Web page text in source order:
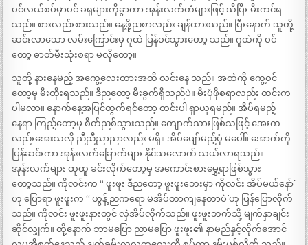
ပင်လယ်စပ်မှာပင် ခရုများကိုခွာကာ အုန်းလက်တံများဖြင့် သီပြီး မီးကင်ရ
သည်။ စားလည်းစားသည်။ နေ့ဖို့ညစာလည်း ချန်ထားသည်။ ပြီးနောက် သူတို့
ဆင်းလာသော လမ်းကြောင်းမှ ဂူထဲ ပြန်ဝင်သွားတော့ သည်။ ဂူထဲကို ဝင်
တော့ ဓာတ်မီးသုံးစရာ မလိုတော့။
သူတို့ နားနေမည့် အကွေ့လေးထားအထိ လင်းနေ သည်။ အထဲကို ကွေ့ဝင်
တော့မှ မီးထိုးရသည်။ ဒီညတော့ မီးခွက်ရှိသည်ပဲ။ မီးပုံဖိုစရာလည်း ထင်းက
ပါမလာ။ နောက်နေ့အပြင်ထွက်ရင်တော့ ထင်းပါ ရှာယူရမည်။ အိပ်ရမည့်
နေရာ ကြည့်တော့မှ စိတ်ညစ်သွားသည်။ ကျောက်သားဖြစ်သဖြင့် အေးက
လည်းအေးသလို ညီညီညာညာလည်း မရှိ။ အိပ်ပျော်မည့်ပုံ မပေါ်။ အောက်ကို
ပြန်ဆင်းကာ အုန်းလက်ခြောက်များ နိုင်သလောက် သယ်လာရသည်။
အုန်းလက်များ ထူထူ ခင်းလိုက်တော့မှ အကောင်းစားမွှေ့ရာဖြစ်သွား
တော့သည်။ ကိုလင်းက “ ဖူးဖူး ဒီညတော့ ဖူးဖူးဘေးမှာ ကိုလင်း အိပ်မယ်နော်´´
ဟု ပြောရာ ဖူးဖူးက “ ဟွန့် ညကရော မအိပ်တာကျနေတာပဲ´´ ဟု ပြန်ပြောလိုက်
သည်။ ကိုလင်း ဖူးဖူးနားတွင် လှဲအိပ်လိုက်သည်။ ဖူးဖူးဘက်သို့ မျက်နှာချင်း
ဆိုင်လျှက်။ ထို့နောက် ဘာမပြော ညာမပြော ဖူးဖူး၏ နာမည်နှင့်လိုက်အောင်